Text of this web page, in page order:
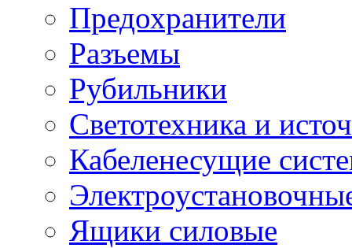
Предохранители
Разъемы
Рубильники
Светотехника и
Кабеленесущие
Ящики силовые